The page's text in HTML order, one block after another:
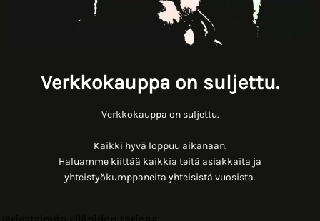
Verkkokauppa on suljettu.
Verkkokauppa on suljettu.
Kaikki hyvä loppuu aikanaan.
Haluamme kiittää kaikkia teitä asiakkaita ja
yhteistyökumppaneita yhteisistä vuosista.